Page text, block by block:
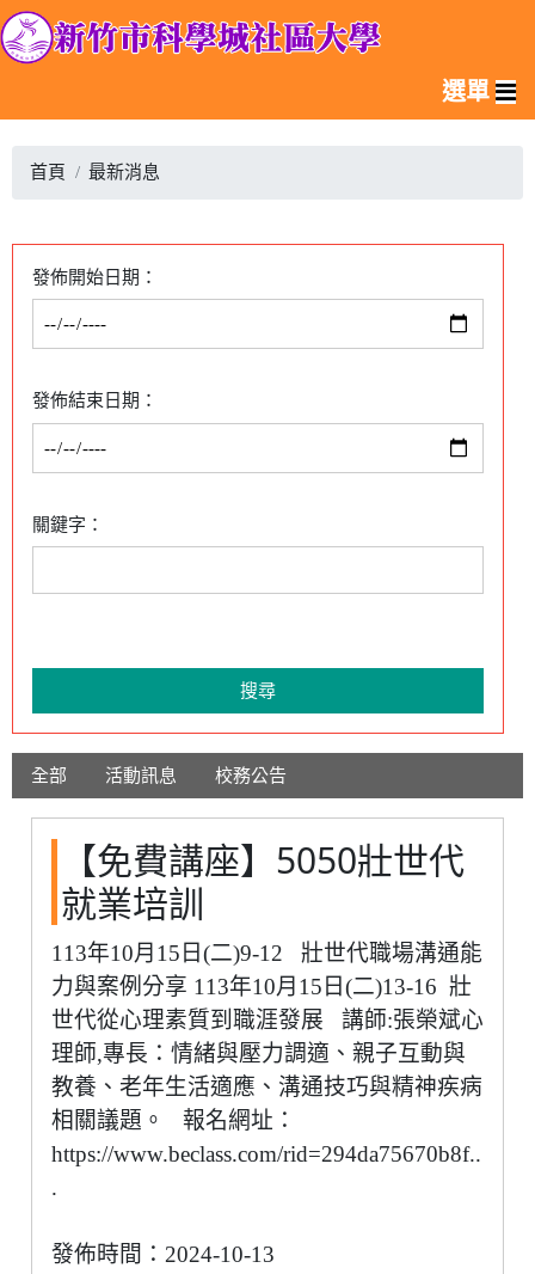
選單
首頁 最新消息
發佈開始日期：
發佈結束日期：
關鍵字：
搜尋
全部 活動訊息 校務公告
【免費講座】5050壯世代
就業培訓
113年10月15日(二)9-12 壯世代職場溝通能
力與案例分享 113年10月15日(二)13-16 壯
世代從心理素質到職涯發展 講師:張榮斌心
理師,專長：情緒與壓力調適、親子互動與
教養、老年生活適應、溝通技巧與精神疾病
相關議題。 報名網址：
https://www.beclass.com/rid=294da75670b8f..
.
發佈時間：2024-10-13